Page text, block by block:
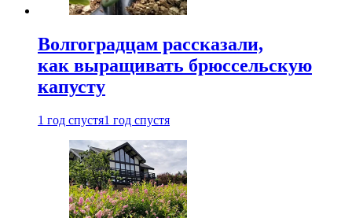
Волгоградцам рассказали,
как выращивать брюссельскую
капусту
1 год спустя1 год спустя